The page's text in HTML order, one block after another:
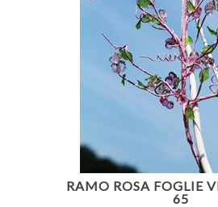
RAMO ROSA FOGLIE
65